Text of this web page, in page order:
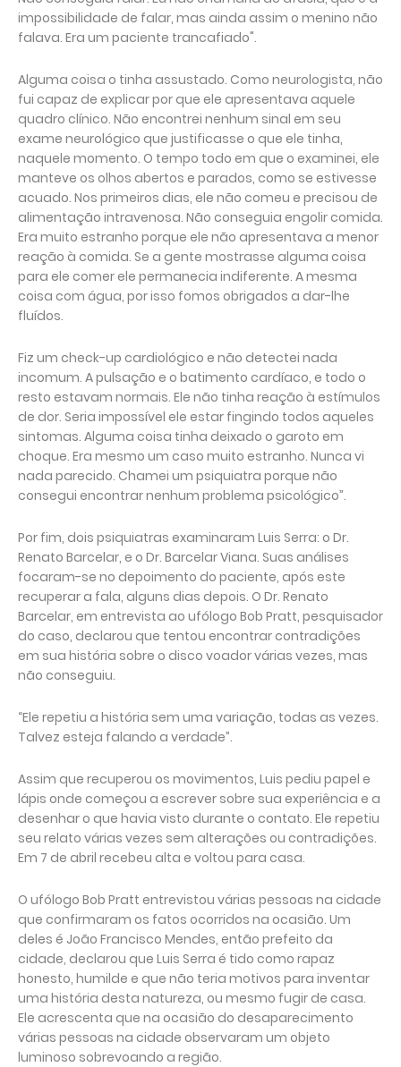
impossibilidade de falar, mas ainda assim o menino não
falava. Era um paciente trancafiado".
Alguma coisa o tinha assustado. Como neurologista, não
fui capaz de explicar por que ele apresentava aquele
quadro clínico. Não encontrei nenhum sinal em seu
exame neurológico que justificasse o que ele tinha,
naquele momento. O tempo todo em que o examinei, ele
manteve os olhos abertos e parados, como se estivesse
acuado. Nos primeiros dias, ele não comeu e precisou de
alimentação intravenosa. Não conseguia engolir comida.
Era muito estranho porque ele não apresentava a menor
reação à comida. Se a gente mostrasse alguma coisa
para ele comer ele permanecia indiferente. A mesma
coisa com água, por isso fomos obrigados a dar-lhe
fluídos.
Fiz um check-up cardiológico e não detectei nada
incomum. A pulsação e o batimento cardíaco, e todo o
resto estavam normais. Ele não tinha reação à estímulos
de dor. Seria impossível ele estar fingindo todos aqueles
sintomas. Alguma coisa tinha deixado o garoto em
choque. Era mesmo um caso muito estranho. Nunca vi
nada parecido. Chamei um psiquiatra porque não
consegui encontrar nenhum problema psicológico”.
Por fim, dois psiquiatras examinaram Luis Serra: o Dr.
Renato Barcelar, e o Dr. Barcelar Viana. Suas análises
focaram-se no depoimento do paciente, após este
recuperar a fala, alguns dias depois. O Dr. Renato
Barcelar, em entrevista ao ufólogo Bob Pratt, pesquisador
do caso, declarou que tentou encontrar contradições
em sua história sobre o disco voador várias vezes, mas
não conseguiu.
“Ele repetiu a história sem uma variação, todas as vezes.
Talvez esteja falando a verdade”.
Assim que recuperou os movimentos, Luis pediu papel e
lápis onde começou a escrever sobre sua experiência e a
desenhar o que havia visto durante o contato. Ele repetiu
seu relato várias vezes sem alterações ou contradições.
Em 7 de abril recebeu alta e voltou para casa.
O ufólogo Bob Pratt entrevistou várias pessoas na cidade
que confirmaram os fatos ocorridos na ocasião. Um
deles é João Francisco Mendes, então prefeito da
cidade, declarou que Luis Serra é tido como rapaz
honesto, humilde e que não teria motivos para inventar
uma história desta natureza, ou mesmo fugir de casa.
Ele acrescenta que na ocasião do desaparecimento
várias pessoas na cidade observaram um objeto
luminoso sobrevoando a região.